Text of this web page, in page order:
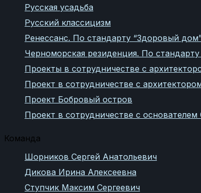
Русская усадьба
Русский классицизм
Ренессанс. По стандарту “Здоровый
Черноморская резиденция. По
Проекты в сотрудничестве с
Проект в сотрудничестве с
Проект Бобровый остров
Проект в сотрудничестве с
Команда
Шорников Сергей Анатольевич
Дикова Ирина Алексеевна
Ступчик Максим Сергеевич